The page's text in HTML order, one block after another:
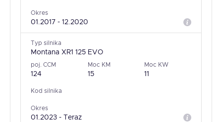
Okres
01.2017 - 12.2020
Typ silnika
Montana XR1 125 EVO
poj. CCM
124
Moc KM
15
Moc KW
11
Kod silnika
Okres
01.2023 - Teraz